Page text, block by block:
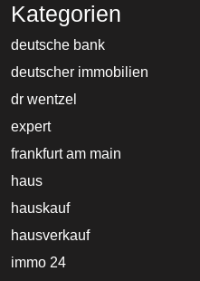
Kategorien
deutsche bank
deutscher immobilien
dr wentzel
expert
frankfurt am main
haus
hauskauf
hausverkauf
immo 24